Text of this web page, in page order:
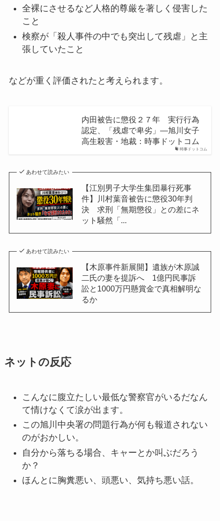
全裸にさせるなど人格的尊厳を著しく侵害した
こと
検察が「殺人事件の中でも突出して残虐」と主
張していたこと
などが重く評価されたと考えられます。
時事ドットコム
内田被告に懲役２７年 実行行為
認定、「残虐で卑劣」―旭川女子
高生殺害・地裁：時事ドットコム
あわせて読みたい
【江別男子大学生集団暴行死事
件】川村葉音被告に懲役30年判
決 求刑「無期懲役」との差にネ
ット騒然「...
あわせて読みたい
【木原事件新展開】遺族が木原誠
二氏の妻を提訴へ 1億円民事訴
訟と1000万円懸賞金で真相解明な
るか
ネットの反応
こんなに腹立たしい最低な警察官がいるだなん
て情けなくて涙が出ます。
この旭川中央署の問題行為が何も報道されない
のがおかしい。
自分から落ちる場合、キャーとか叫ぶだろう
か？
ほんとに胸糞悪い、頭悪い、気持ち悪い話。